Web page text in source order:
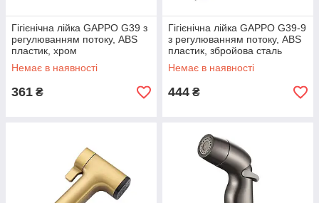
Гігієнічна лійка GAPPO G39 з
регулюванням потоку, ABS
пластик, хром
Немає в наявності
361 ₴
Гігієнічна лійка GAPPO G39-9
з регулюванням потоку, ABS
пластик, збройова сталь
Немає в наявності
444 ₴